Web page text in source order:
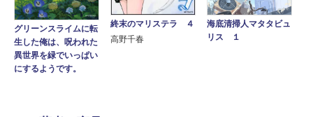
グリーンスライムに転
生した俺は、呪われた
異世界を緑でいっぱい
にするようです。
終末のマリステラ ４
高野千春
海底清掃人マタタビュ
リス １